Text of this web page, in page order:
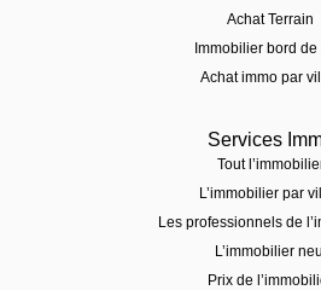
Achat Terrain
Immobilier bord de
Achat immo par
Services
Tout
L’immobilier par
Les professionnels de
L’immobilier
Prix de